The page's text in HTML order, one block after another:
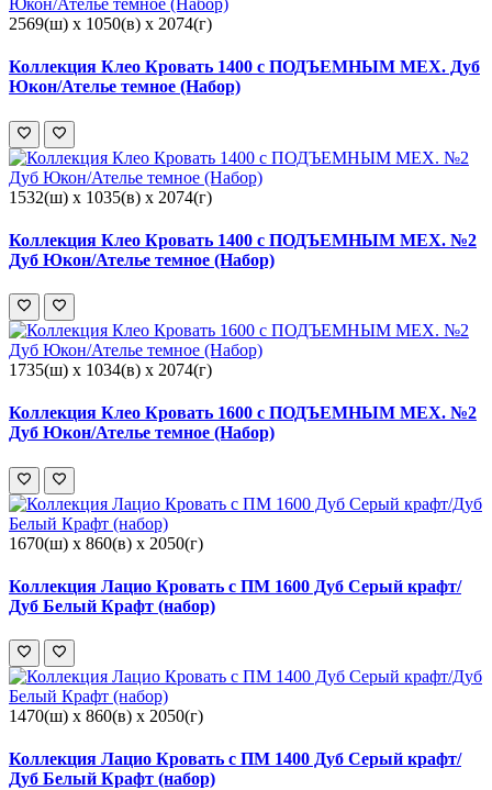
2569(ш) x 1050(в) x 2074(г)
Коллекция Клео Кровать 1400 с ПОДЪЕМНЫМ МЕХ. Дуб
Юкон/Ателье темное (Набор)
1532(ш) x 1035(в) x 2074(г)
Коллекция Клео Кровать 1400 с ПОДЪЕМНЫМ МЕХ. №2
Дуб Юкон/Ателье темное (Набор)
1735(ш) x 1034(в) x 2074(г)
Коллекция Клео Кровать 1600 с ПОДЪЕМНЫМ МЕХ. №2
Дуб Юкон/Ателье темное (Набор)
1670(ш) x 860(в) x 2050(г)
Коллекция Лацио Кровать с ПМ 1600 Дуб Серый крафт/
Дуб Белый Крафт (набор)
1470(ш) x 860(в) x 2050(г)
Коллекция Лацио Кровать с ПМ 1400 Дуб Серый крафт/
Дуб Белый Крафт (набор)